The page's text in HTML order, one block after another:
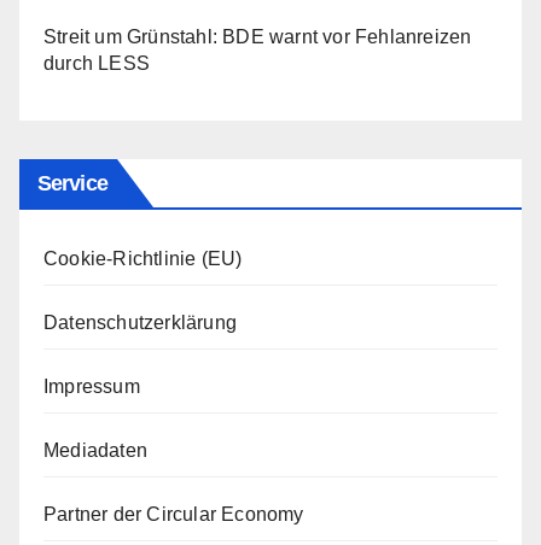
Streit um Grünstahl: BDE warnt vor Fehlanreizen
durch LESS
Service
Cookie-Richtlinie (EU)
Datenschutzerklärung
Impressum
Mediadaten
Partner der Circular Economy